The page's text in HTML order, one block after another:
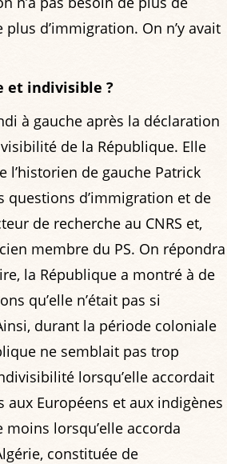
d’immigration. On n’y avait
et indivisible ?
à gauche après la déclaration
de la République. Elle
l’historien de gauche Patrick
questions d’immigration et de
de recherche au CNRS et,
membre du PS. On répondra
la République a montré à de
qu’elle n’était pas si
durant la période coloniale
ne semblait pas trop
lorsqu’elle accordait
Européens et aux indigènes
lorsqu’elle accorda
constituée de